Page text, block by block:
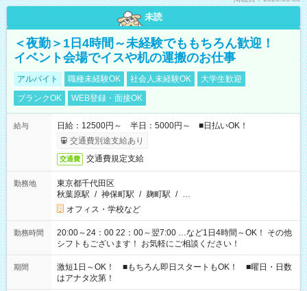
未読
＜夜勤＞1日4時間～未経験でももちろん歓迎！
イベント会場でイスや机の運搬のお仕事
アルバイト 職種未経験OK 社会人未経験OK
大学生歓迎
ブランクOK
WEB登録・面接OK
給与
日給：12500円～ 半日：5000円～ ■日払いOK！
交通費別途支給あり
交通費 交通費規定支給
勤務地
東京都千代田区
秋葉原駅 / 神保町駅 / 麹町駅 / …
オフィス・学校など
勤務時間
20:00～24：00 22：00～翌7:00 …など1日4時間～OK！ その他
シフトもございます！ お気軽にご相談ください！
期間
激短1日～OK！ ■もちろん即日スタートもOK！ ■曜日・日数
はアナタ次第！